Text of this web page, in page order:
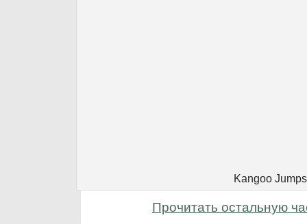
Kangoo Jumps
Прочитать остальную